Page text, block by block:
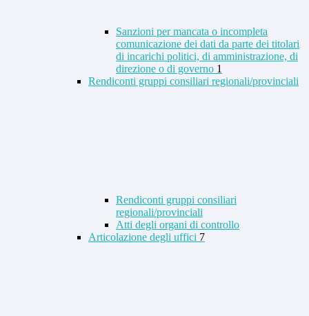
Sanzioni per mancata o incompleta
comunicazione dei dati da parte dei titolari
di incarichi politici, di amministrazione, di
direzione o di governo 1
Rendiconti gruppi consiliari regionali/provinciali
Rendiconti gruppi consiliari
regionali/provinciali
Atti degli organi di controllo
Articolazione degli uffici 7